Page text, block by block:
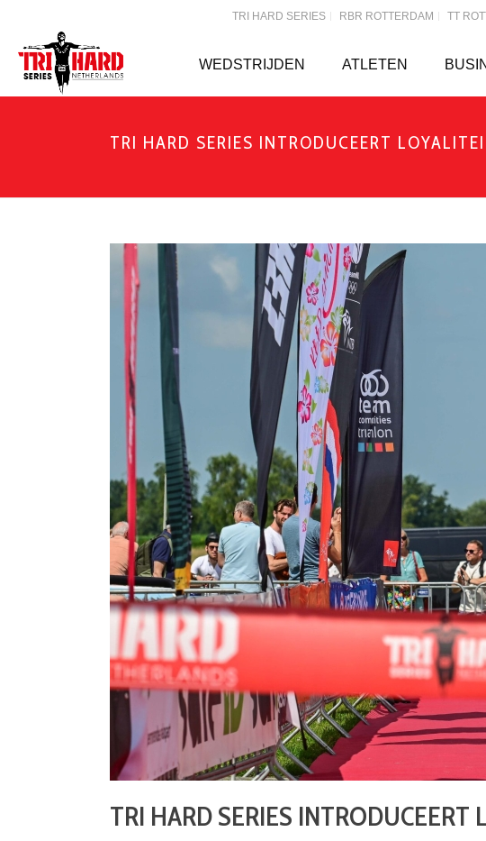
TRI HARD SERIES RBR ROTTERDAM TT
WEDSTRIJDEN ATLETEN
TRI HARD SERIES INTRODUCEERT
TRI HARD SERIES INTRODUCEERT